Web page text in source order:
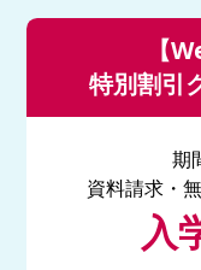
【
特別割引
期
資料請求・
入